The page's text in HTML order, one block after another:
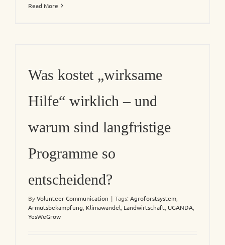
Read More
Was kostet „wirksame
Hilfe“ wirklich – und
warum sind langfristige
Programme so
entscheidend?
ByVolunteer Communication | Tags: Agroforstsystem,
Armutsbekämpfung, Klimawandel, Landwirtschaft, UGANDA,
YesWeGrow